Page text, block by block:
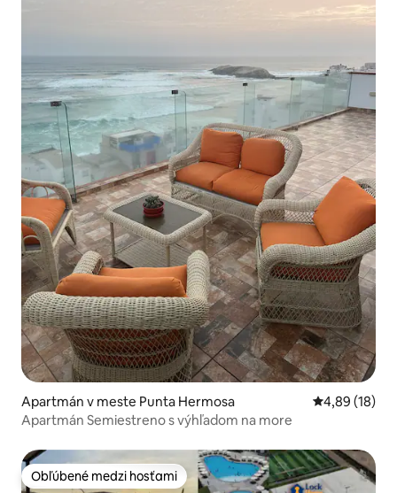
Apartmán v meste Punta Hermosa Priemerné
4,89 (18)
Apartmán Semiestreno s výhľadom na more
Obľúbené medzi hosťami
Obľúbené medzi hosťami